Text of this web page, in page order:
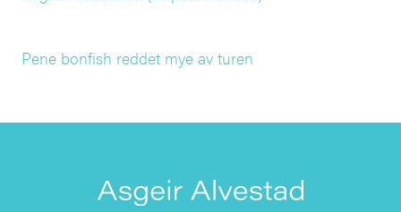
Pene bonfish reddet mye av turen